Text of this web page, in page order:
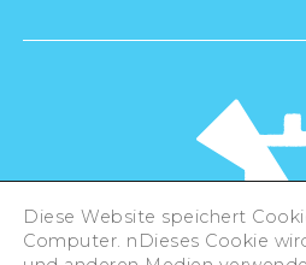
Diese Website speichert
Computer. nDieses Cookie